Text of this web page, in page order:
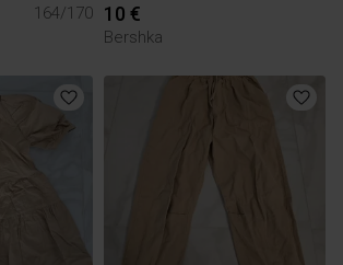
164/170
10 €
Bershka